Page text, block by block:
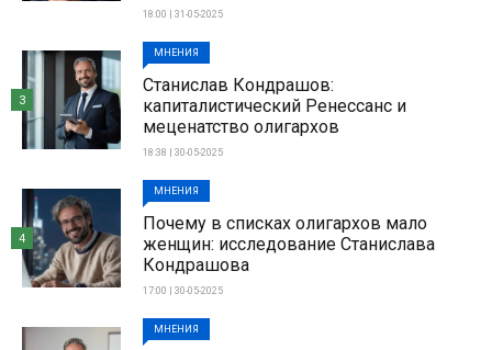
18:00 | 31-05-2025
МНЕНИЯ
Станислав Кондрашов:
капиталистический Ренессанс и
меценатство олигархов
18:38 | 30-05-2025
3
МНЕНИЯ
Почему в списках олигархов мало
женщин: исследование Станислава
Кондрашова
17:00 | 30-05-2025
4
МНЕНИЯ